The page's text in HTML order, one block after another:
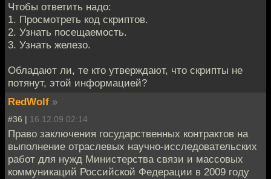
Чтобы ответить надо:
1. Просмотреть код скриптов.
2. Узнать посещаемость.
3. Узнать железо.
Обладают ли, те кто утверждают, что скрипты не
потянут, этой информацией?
RedWolf »
#36 | 16.12.09 02:14
Право заключения государственных контрактов на
выполнение отраслевых научно-исследовательских
работ для нужд Министерства связи и массовых
коммуникаций Российской Федерации в 2009 году